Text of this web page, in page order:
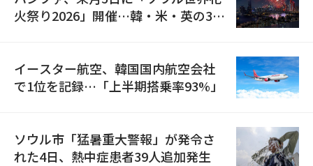
火祭り2026」開催…韓・米・英の3カ
イースター航空、韓国国内航空会社
で1位を記録…「上半期搭乗率93%」
ソウル市「猛暑重大警報」が発令さ
れた4日、熱中症患者39人追加発生